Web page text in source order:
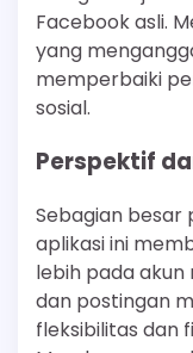
Facebook asli.
yang
memperbaiki
sosial.
Perspektif
Sebagian besar
aplikasi ini
lebih pada
dan postingan
fleksibilitas dan